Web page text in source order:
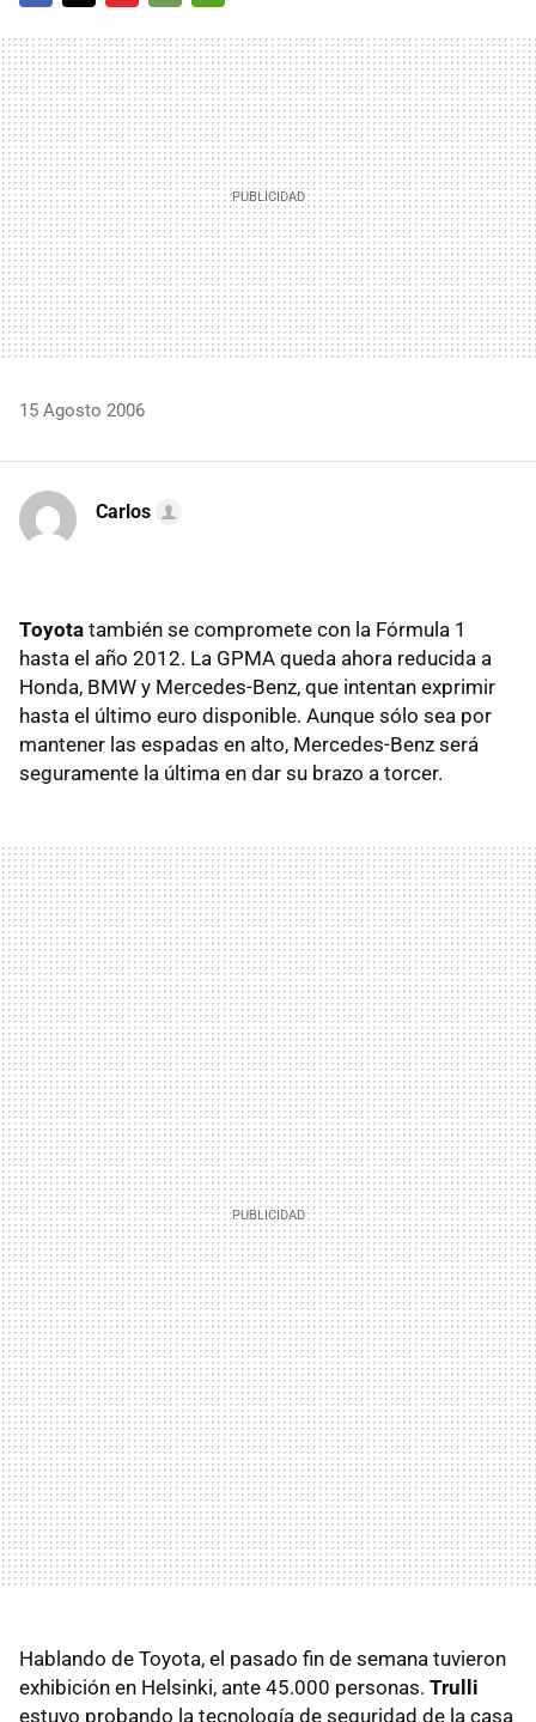
MAIL
15 Agosto 2006
Carlos
Toyota también se compromete con la Fórmula 1
hasta el año 2012. La GPMA queda ahora reducida a
Honda, BMW y Mercedes-Benz, que intentan exprimir
hasta el último euro disponible. Aunque sólo sea por
mantener las espadas en alto, Mercedes-Benz será
seguramente la última en dar su brazo a torcer.
Hablando de Toyota, el pasado fin de semana tuvieron
exhibición en Helsinki, ante 45.000 personas. Trulli
estuvo probando la tecnología de seguridad de la casa